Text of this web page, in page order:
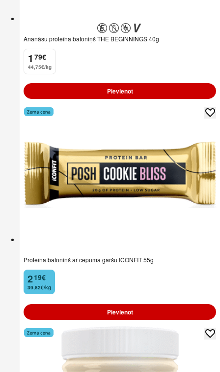
Ananāsu proteīna batoniņš THE BEGINNINGS 40g
1
. 79€
44,75€/kg
Pievienot
Proteīna batoniņš ar cepuma garšu ICONFIT 55g
2
. 19€
39,82€/kg
Pievienot